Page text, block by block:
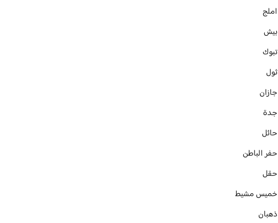
املج
بيش
تبوك
ثول
جازان
جدة
حائل
حفر الباطن
حقل
خميس مشيط
ذهبان